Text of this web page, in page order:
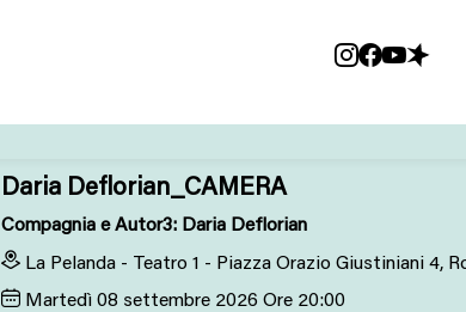
Daria Deflorian_CAMERA
Compagnia e Autor3: Daria Deflorian
La Pelanda - Teatro 1 - Piazza Orazio Giustiniani 4,
Martedì 08 settembre 2026 Ore 20:00